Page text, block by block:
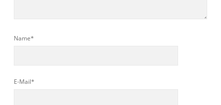
Name*
E-Mail*